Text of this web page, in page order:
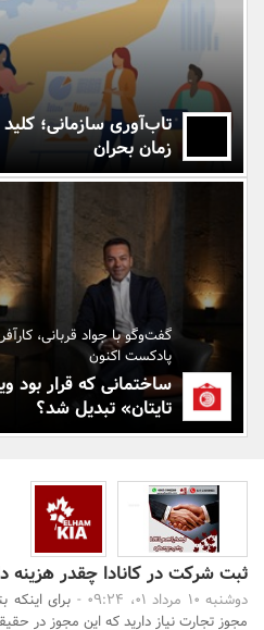
تاب‌آوری سازمانی؛
زمان بحران
گفت‌وگو با جواد قربانی،‌
پادکست اکنون
ساختمانی که قرار بود
تایتان» تبدیل شد؟
ثبت شرکت در کانادا چقدر هزینه
دوشنبه 10 مرداد 01، 09:24 -
برای اینکه
مجوز تجارت نیاز دارید که این مجوز در